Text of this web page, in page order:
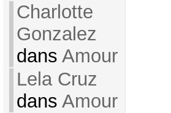
Charlotte
Gonzalez
dans Amour
Lela Cruz
dans Amour